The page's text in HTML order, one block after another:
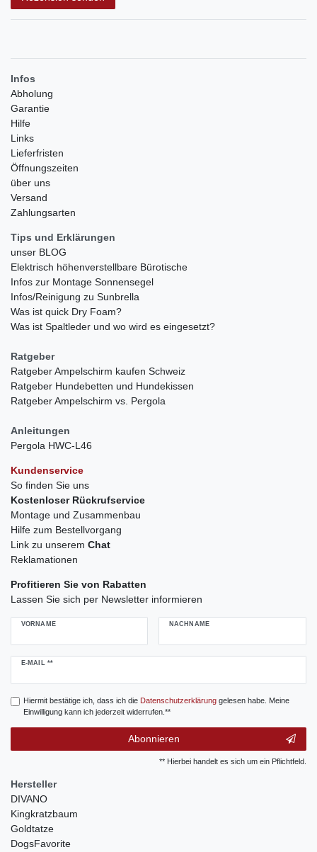
Infos
Abholung
Garantie
Hilfe
Links
Lieferfristen
Öffnungszeiten
über uns
Versand
Zahlungsarten
Tips und Erklärungen
unser BLOG
Elektrisch höhenverstellbare Bürotische
Infos zur Montage Sonnensegel
Infos/Reinigung zu Sunbrella
Was ist quick Dry Foam?
Was ist Spaltleder und wo wird es eingesetzt?
Ratgeber
Ratgeber Ampelschirm kaufen Schweiz
Ratgeber Hundebetten und Hundekissen
Ratgeber Ampelschirm vs. Pergola
Anleitungen
Pergola HWC-L46
Kundenservice
So finden Sie uns
Kostenloser Rückrufservice
Montage und Zusammenbau
Hilfe zum Bestellvorgang
Link zu unserem Chat
Reklamationen
Profitieren Sie von Rabatten
Lassen Sie sich per Newsletter informieren
VORNAME NACHNAME
E-MAIL **
Newsletter
Hiermit bestätige ich, dass ich die Daten­schutz­erklärunggelesen habe. Meine
Einwilligung kann ich jederzeit widerrufen.**
Abonnieren
** Hierbei handelt es sich um ein Pflichtfeld.
Hersteller
DIVANO
Kingkratzbaum
Goldtatze
DogsFavorite